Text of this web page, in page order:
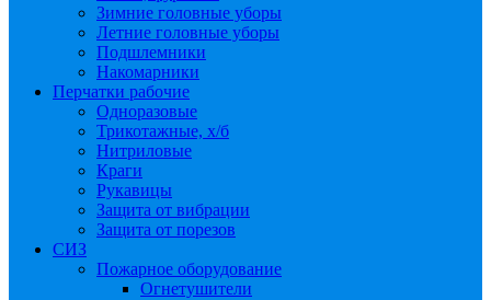
Зимние головные уборы
Летние головные уборы
Подшлемники
Накомарники
Перчатки рабочие
Одноразовые
Трикотажные, х/б
Нитриловые
Краги
Рукавицы
Защита от вибрации
Защита от порезов
СИЗ
Пожарное оборудование
Огнетушители